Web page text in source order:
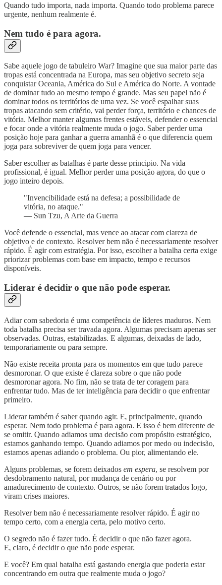
Quando tudo importa, nada importa. Quando todo problema parece
urgente, nenhum realmente é.
Nem tudo é para agora.
Sabe aquele jogo de tabuleiro War? Imagine que sua maior parte das
tropas está concentrada na Europa, mas seu objetivo secreto seja
conquistar Oceania, América do Sul e América do Norte. A vontade
de dominar tudo ao mesmo tempo é grande. Mas seu papel não é
dominar todos os territórios de uma vez. Se você espalhar suas
tropas atacando sem critério, vai perder força, território e chances de
vitória. Melhor manter algumas frentes estáveis, defender o essencial
e focar onde a vitória realmente muda o jogo. Saber perder uma
posição hoje para ganhar a guerra amanhã é o que diferencia quem
joga para sobreviver de quem joga para vencer.
Saber escolher as batalhas é parte desse principio. Na vida
profissional, é igual. Melhor perder uma posição agora, do que o
jogo inteiro depois.
"Invencibilidade está na defesa; a possibilidade de
vitória, no ataque."
— Sun Tzu, A Arte da Guerra
Você defende o essencial, mas vence ao atacar com clareza de
objetivo e de contexto. Resolver bem não é necessariamente resolver
rápido. É agir com estratégia. Por isso, escolher a batalha certa exige
priorizar problemas com base em impacto, tempo e recursos
disponíveis.
Liderar é decidir o que não pode esperar.
Adiar com sabedoria é uma competência de líderes maduros. Nem
toda batalha precisa ser travada agora. Algumas precisam apenas ser
observadas. Outras, estabilizadas. E algumas, deixadas de lado,
temporariamente ou para sempre.
Não existe receita pronta para os momentos em que tudo parece
desmoronar. O que existe é clareza sobre o que não pode
desmoronar agora. No fim, não se trata de ter coragem para
enfrentar tudo. Mas de ter inteligência para decidir o que enfrentar
primeiro.
Liderar também é saber quando agir. E, principalmente, quando
esperar. Nem todo problema é para agora. E isso é bem diferente de
se omitir. Quando adiamos uma decisão com propósito estratégico,
estamos ganhando tempo. Quando adiamos por medo ou indecisão,
estamos apenas adiando o problema. Ou pior, alimentando ele.
Alguns problemas, se forem deixados em espera, se resolvem por
desdobramento natural, por mudança de cenário ou por
amadurecimento de contexto. Outros, se não forem tratados logo,
viram crises maiores.
Resolver bem não é necessariamente resolver rápido. É agir no
tempo certo, com a energia certa, pelo motivo certo.
O segredo não é fazer tudo. É decidir o que não fazer agora.
E, claro, é decidir o que não pode esperar.
E você? Em qual batalha está gastando energia que poderia estar
concentrando em outra que realmente muda o jogo?